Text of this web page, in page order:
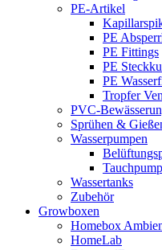
PE-Artikel
PE
PE Fittings
PE
PE
Tropfer
PVC-
Sprühen &
Wasserpumpen
Wassertanks
Zubehör
Growboxen
Homebox
HomeLab